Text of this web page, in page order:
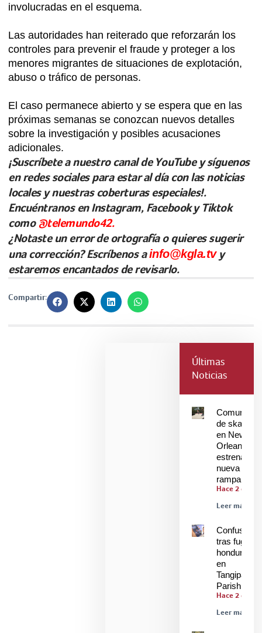
involucradas en el esquema.
Las autoridades han reiterado que reforzarán los
controles para prevenir el fraude y proteger a los
menores migrantes de situaciones de explotación,
abuso o tráfico de personas.
El caso permanece abierto y se espera que en las
próximas semanas se conozcan nuevos detalles
sobre la investigación y posibles acusaciones
adicionales.
¡Suscríbete a nuestro canal de YouTube y síguenos
en redes sociales para estar al día con las noticias
locales y nuestras coberturas especiales!.
Encuéntranos en Instagram, Facebook y Tiktok
como @telemundo42.
¿Notaste un error de ortografía o quieres sugerir
una corrección? Escríbenos ainfo@kgla.tvy
estaremos encantados de revisarlo.
Compartir:
Últimas
Noticias
Comunidad
de skaters
en New
Orleans
estrenan
nueva
rampa
Hace 2 días
Leer más »
Confusión
tras fuga de
hondureños
en
Tangipahoa
Parish
Hace 2 días
Leer más »